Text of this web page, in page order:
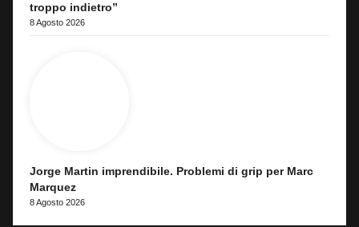
troppo indietro”
8 Agosto 2026
Jorge Martin imprendibile. Problemi di grip per Marc
Marquez
8 Agosto 2026